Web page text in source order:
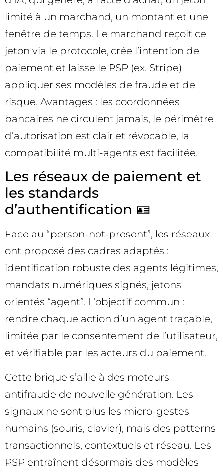
limité à un marchand, un montant et une
fenêtre de temps. Le marchand reçoit ce
jeton via le protocole, crée l’intention de
paiement et laisse le PSP (ex. Stripe)
appliquer ses modèles de fraude et de
risque. Avantages : les coordonnées
bancaires ne circulent jamais, le périmètre
d’autorisation est clair et révocable, la
compatibilité multi-agents est facilitée.
Les réseaux de paiement et
les standards
d’authentification 🪪
Face au “person-not-present”, les réseaux
ont proposé des cadres adaptés :
identification robuste des agents légitimes,
mandats numériques signés, jetons
orientés “agent”. L’objectif commun :
rendre chaque action d’un agent traçable,
limitée par le consentement de l’utilisateur,
et vérifiable par les acteurs du paiement.
Cette brique s’allie à des moteurs
antifraude de nouvelle génération. Les
signaux ne sont plus les micro-gestes
humains (souris, clavier), mais des patterns
transactionnels, contextuels et réseau. Les
PSP entraînent désormais des modèles